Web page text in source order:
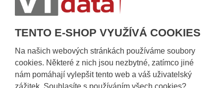
TENTO E-SHOP VYUŽÍVÁ COOKIES
Na našich webových stránkách používáme soubory
cookies. Některé z nich jsou nezbytné, zatímco jiné
nám pomáhají vylepšit tento web a váš uživatelský
zážitek. Souhlasíte s používáním všech cookies?
Obecné informace